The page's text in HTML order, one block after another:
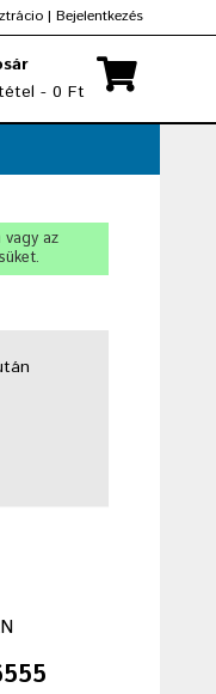
| Bejelentkezés
- 0 Ft
vagy az